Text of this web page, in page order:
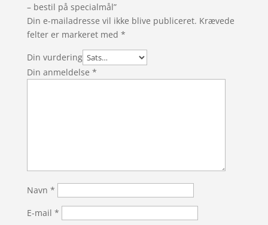
– bestil på specialmål”
Din e-mailadresse vil ikke blive publiceret. Krævede
felter er markeret med *
Din vurdering
Din anmeldelse *
Navn *
E-mail *